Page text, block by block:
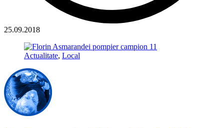
25.09.2018
Actualitate, Local